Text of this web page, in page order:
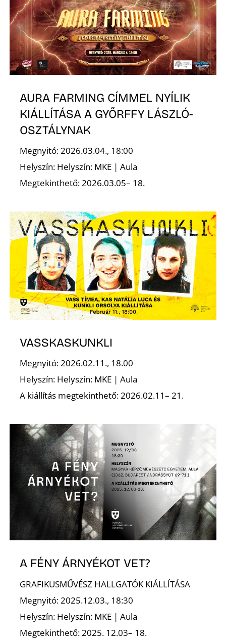
AURA FARMING CÍMMEL NYÍLIK
KIÁLLÍTÁSA A GYŐRFFY LÁSZLÓ-
OSZTÁLYNAK
Megnyitó: 2026.03.04., 18:00
Helyszín: Helyszín: MKE | Aula
Megtekinthető: 2026.03.05– 18.
VASSKASKUNKLI
Megnyitó: 2026.02.11., 18.00
Helyszín: Helyszín: MKE | Aula
A kiállítás megtekinthető: 2026.02.11– 21.
A FÉNY ÁRNYÉKOT VET?
GRAFIKUSMŰVÉSZ HALLGATÓK KIÁLLÍTÁSA
Megnyitó: 2025.12.03., 18:30
Helyszín: Helyszín: MKE | Aula
Megtekinthető: 2025. 12.03– 18.